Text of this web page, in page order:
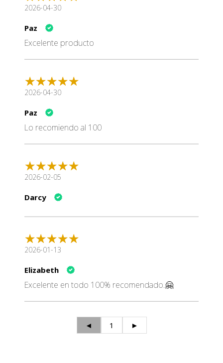
2026-04-30
Paz
Excelente producto
2026-04-30
Paz
Lo recomiendo al 100
2026-02-05
Darcy
2026-01-13
Elizabeth
Excelente en todo 100% recomendado.🤗
◄ 1 ►